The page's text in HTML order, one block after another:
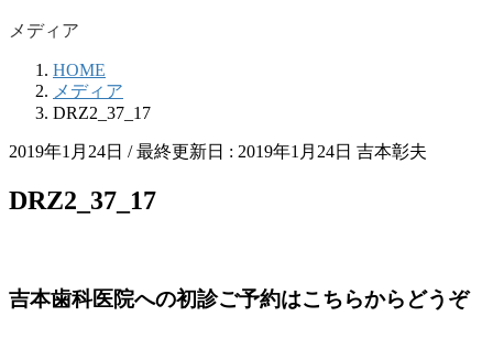
メディア
HOME
メディア
DRZ2_37_17
2019年1月24日 / 最終更新日 : 2019年1月24日 吉本彰夫
DRZ2_37_17
吉本歯科医院への初診ご予約はこちらからどうぞ